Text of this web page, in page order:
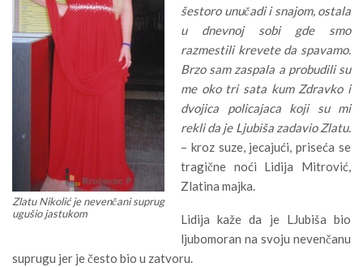
Zlatu Nikolić je nevenčani suprug
ugušio jastukom
šestoro unučadi i snajom, ostala
u dnevnoj sobi gde smo
razmestili krevete da spavamo.
Brzo sam zaspala a probudili su
me oko tri sata kum Zdravko i
dvojica policajaca koji su mi
rekli da je Ljubiša zadavio Zlatu.
– kroz suze, jecajući, priseća se
tragične noći Lidija Mitrović,
Zlatina majka.
Lidija kaže da je LJubiša bio
ljubomoran na svoju nevenčanu
suprugu jer je često bio u zatvoru.